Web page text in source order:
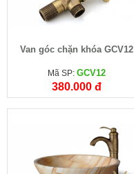
Van góc chặn khóa GCV12
Mã SP: GCV12
380.000 đ